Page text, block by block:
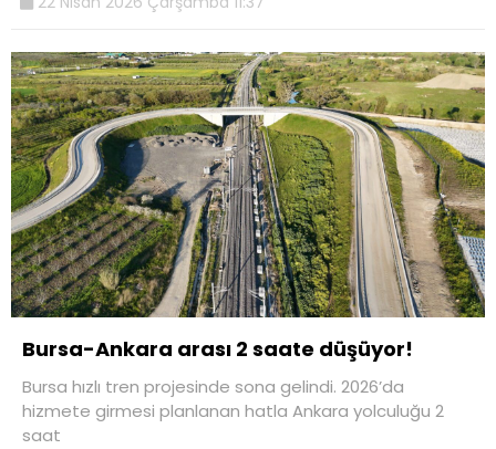
Bursa-Ankara arası 2 saate düşüyor!
Bursa hızlı tren projesinde sona gelindi. 2026’da
hizmete girmesi planlanan hatla Ankara yolculuğu 2
saat